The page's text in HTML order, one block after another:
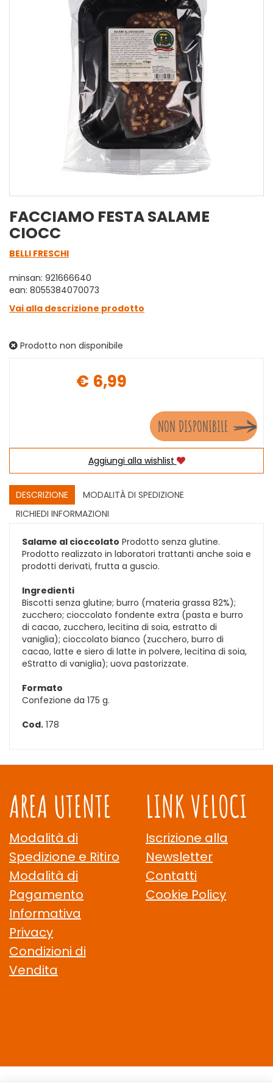
FACCIAMO FESTA SALAME
CIOCC
BELLI FRESCHI
minsan: 921666640
ean: 8055384070073
Vai alla descrizione prodotto
Prodotto non disponibile
€ 6,99
NON DISPONIBILE
Aggiungi alla wishlist
DESCRIZIONE
MODALITÀ DI SPEDIZIONE
RICHIEDI INFORMAZIONI
Salame al cioccolato Prodotto senza glutine.
Prodotto realizzato in laboratori trattanti anche soia e
prodotti derivati, frutta a guscio.
Ingredienti
Biscotti senza glutine; burro (materia grassa 82%);
zucchero; cioccolato fondente extra (pasta e burro
di cacao, zucchero, lecitina di soia, estratto di
vaniglia); cioccolato bianco (zucchero, burro di
cacao, latte e siero di latte in polvere, lecitina di soia,
eStratto di vaniglia); uova pastorizzate.
Formato
Confezione da 175 g.
Cod. 178
AREA UTENTE
Modalità di
Spedizione e Ritiro
Modalità di
Pagamento
Informativa
Privacy
Condizioni di
Vendita
LINK VELOCI
Iscrizione alla
Newsletter
Contatti
Cookie Policy